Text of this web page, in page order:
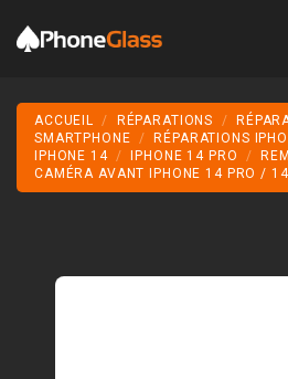
ACCUEIL RÉPARATIONS
SMARTPHONE
RÉPARATIONS
IPHONE 14
IPHONE 14 PRO
CAMÉRA AVANT IPHONE 14 PRO /